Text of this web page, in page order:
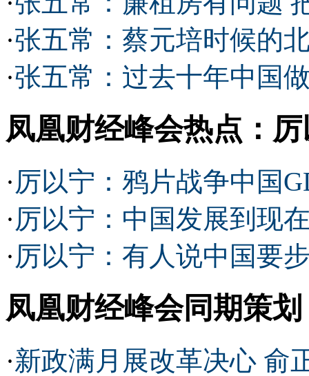
·张五常：蔡元培时候的
·张五常：过去十年中国
凤凰财经峰会热点：
·厉以宁：鸦片战争中国
·厉以宁：中国发展到现
·厉以宁：有人说中国要
凤凰财经峰会同期策划
·新政满月展改革决心 俞